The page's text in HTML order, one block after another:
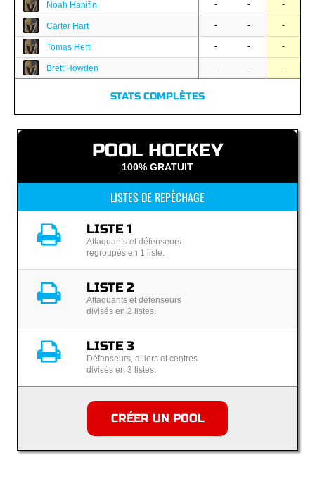
Noah Hanifin - - -
Carter Hart - - -
Tomas Hertl - - -
Brett Howden - - -
STATS COMPLÈTES
POOL HOCKEY
100% GRATUIT
LISTES DE REPÊCHAGE
LISTE 1
Attaquants et défenseurs
regroupés en 1 liste.
LISTE 2
Attaquants et défenseurs
divisés en 2 listes.
LISTE 3
Défenseurs, ailiers et centres
divisés en 3 listes.
CRÉER UN POOL